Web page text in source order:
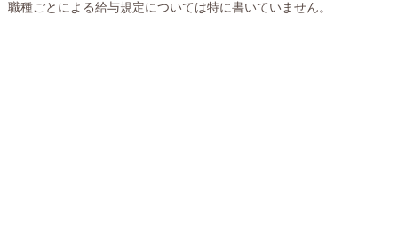
職種ごとによる給与規定については特に書いていません。